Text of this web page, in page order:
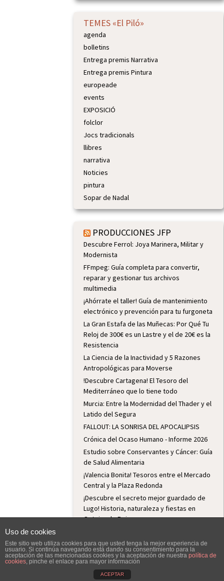
TEMES «El Piló»
agenda
bolletins
Entrega premis Narrativa
Entrega premis Pintura
europeade
events
EXPOSICIÓ
folclor
Jocs tradicionals
llibres
narrativa
Noticies
pintura
Sopar de Nadal
PRODUCCIONES JFP
Descubre Ferrol: Joya Marinera, Militar y
Modernista
FFmpeg: Guía completa para convertir,
reparar y gestionar tus archivos
multimedia
¡Ahórrate el taller! Guía de mantenimiento
electrónico y prevención para tu furgoneta
La Gran Estafa de las Muñecas: Por Qué Tu
Reloj de 300€ es un Lastre y el de 20€ es la
Resistencia
La Ciencia de la Inactividad y 5 Razones
Antropológicas para Moverse
!Descubre Cartagena! El Tesoro del
Mediterráneo que lo tiene todo
Murcia: Entre la Modernidad del Thader y el
Latido del Segura
FALLOUT: LA SONRISA DEL APOCALIPSIS
Crónica del Ocaso Humano - Informe 2026
Estudio sobre Conservantes y Cáncer: Guía
de Salud Alimentaria
¡Valencia Bonita! Tesoros entre el Mercado
Central y la Plaza Redonda
¡Descubre el secreto mejor guardado de
Lugo! Historia, naturaleza y fiestas en
Outeiro de Rei
Python: El Lenguaje de Programación para
el Futuro
¡De la jarra al vaso! El filtro que cambia tu
agua (y te ahorra dinero)
Uso de cookies
Este sitio web utiliza cookies para que usted tenga la mejor experiencia de
usuario. Si continúa navegando está dando su consentimiento para la
aceptación de las mencionadas cookies y la aceptación de nuestra política de
cookies, pinche el enlace para mayor información
ACEPTAR